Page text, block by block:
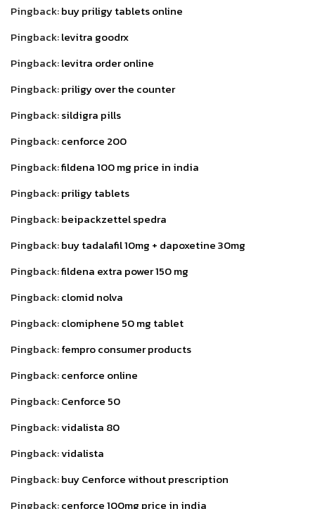
Pingback:buy priligy tablets online
Pingback:levitra goodrx
Pingback:levitra order online
Pingback:priligy over the counter
Pingback:sildigra pills
Pingback:cenforce 200
Pingback:fildena 100 mg price in india
Pingback:priligy tablets
Pingback:beipackzettel spedra
Pingback:buy tadalafil 10mg + dapoxetine 30mg
Pingback:fildena extra power 150 mg
Pingback:clomid nolva
Pingback:clomiphene 50 mg tablet
Pingback:fempro consumer products
Pingback:cenforce online
Pingback:Cenforce 50
Pingback:vidalista 80
Pingback:vidalista
Pingback:buy Cenforce without prescription
Pingback:cenforce 100mg price in india